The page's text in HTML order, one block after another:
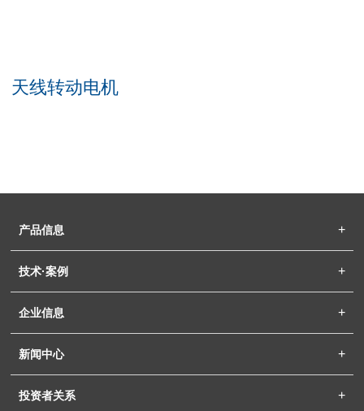
天线转动电机
产品信息
技术·案例
企业信息
新闻中心
投资者关系